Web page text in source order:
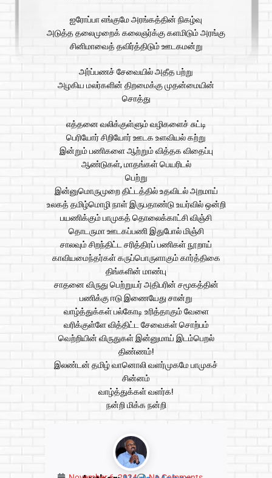
ஐரோப்பா எங்குமே அரங்கத்தின் நிகழ்வு
அடுத்த தலைமுறைக் கலைஞர்க்கு களமிடும் அரங்கு
சினிமாவைத் தவிர்த்திடும் ஊடகமன்று
அர்ப்பணச் சேவையில் அதீத பற்று
அழகிய மலர்களின் திறமைக்கு முதன்மையின்
சொத்து
எத்தனை வலிக்குள்ளும் வழிகளைச் சுட்டி
பெரியோர் சிறியோர் ஊடக உளவியல் கற்று
இன்றும் பணிகளை ஆற்றும் வித்தக விதைப்பு
ஆண்டுகள், மாதங்கள் பெயரிடல்
பெற்று
இன்னுமொருமுறை திட்டத்தில் உதவிடல் அறமாய்
உலகத் தமிழ்மொழி நாள் இருபதாண்டு உயர்வில் ஒன்றி
பயணிக்கும் பாமுகத் தொலைக்காட்சி விஞ்சி
தொடருமா ஊடகப்பணி இதுபோல் மிஞ்சி
சாலவும் சிறந்திட்ட சரித்திரப் பணிகள் நூறாய்
காவியமைந்தர்கள் கருப்பொருளாகும் கார்த்திகை
திங்களின் மாண்பு
சாதனை விருது பெற்றுயர் அதிபரின் சமூகத்தின்
பணிக்கு ஈடு இணையேது சான்று
வாழ்த்துக்கள் பல்கோடி உரித்தாகும் வேளை
வரிக்குள்ளே வித்திட்ட சேவைகள் சொற்பம்
வெற்றியின் விருதுகள் இன்னுமாய் இடம்பெறல்
திண்ணம்!
இலண்டன் தமிழ் வானொலி வளர்முகமே பாமுகச்
சின்னம்
வாழ்த்துக்கள் வளர்க!
நன்றி மிக்க நன்றி